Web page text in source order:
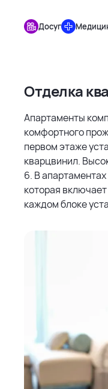
Досуг
Отделка
Апартаменты
комфортного
первом этаже
кварцвинил.
6. В
которая
каждом блоке